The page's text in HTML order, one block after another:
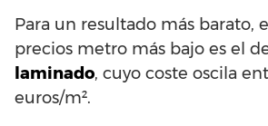
Para un resultado más barato,
precios metro más bajo es el
laminado, cuyo coste oscila
euros/m².